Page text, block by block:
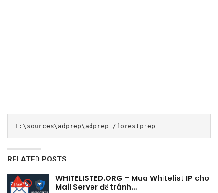
E:\sources\adprep\adprep /forestprep
RELATED POSTS
WHITELISTED.ORG – Mua Whitelist IP cho
Mail Server để tránh…